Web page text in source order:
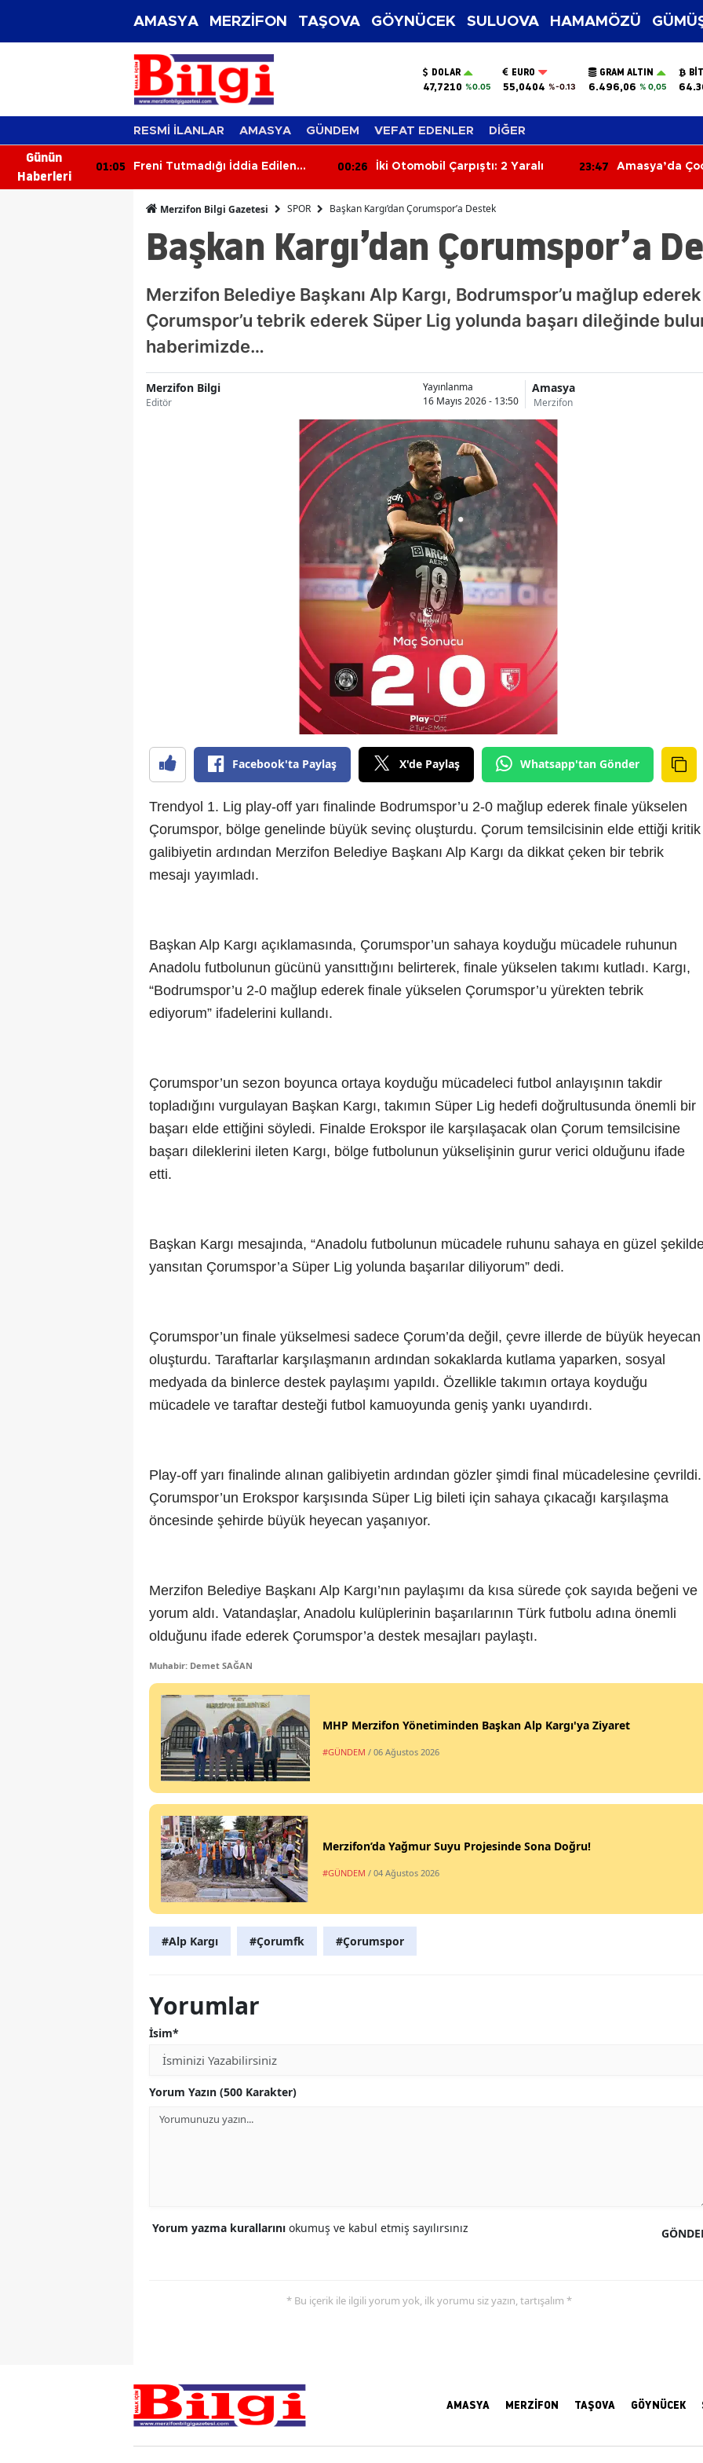
AMASYA MERZİFON TAŞOVA GÖYNÜCEK SULUOVA HAMAMÖZÜ
DOLAR
47,7210 %0.05
EURO
55,0404 %-0.13
GRAM ALTIN
6.496,06 % 0,05
RESMİ İLANLAR AMASYA GÜNDEM VEFAT EDENLER DİĞER
Günün
Haberleri
01:05
Freni Tutmadığı İddia Edilen
00:26 İki Otomobil Çarpıştı: 2 Yaralı 23:47
Amasya’da
Merzifon Bilgi Gazetesi SPOR Başkan Kargı’dan Çorumspor’a Destek
Başkan Kargı’dan Çorumspor’a
Merzifon Belediye Başkanı Alp Kargı, Bodrumspor’u mağlup
Çorumspor’u tebrik ederek Süper Lig yolunda başarı dileğinde
haberimizde…
Merzifon Bilgi
Editör
Yayınlanma
16 Mayıs 2026 - 13:50
Amasya
Merzifon
Facebook'ta Paylaş X'de Paylaş Whatsapp'tan Gönder
Trendyol 1. Lig play-off yarı finalinde Bodrumspor’u 2-0 mağlup ederek finale yükselen
Çorumspor, bölge genelinde büyük sevinç oluşturdu. Çorum temsilcisinin elde ettiği kritik
galibiyetin ardından Merzifon Belediye Başkanı Alp Kargı da dikkat çeken bir tebrik
mesajı yayımladı.
Başkan Alp Kargı açıklamasında, Çorumspor’un sahaya koyduğu mücadele ruhunun
Anadolu futbolunun gücünü yansıttığını belirterek, finale yükselen takımı kutladı. Kargı,
“Bodrumspor’u 2-0 mağlup ederek finale yükselen Çorumspor’u yürekten tebrik
ediyorum” ifadelerini kullandı.
Çorumspor’un sezon boyunca ortaya koyduğu mücadeleci futbol anlayışının takdir
topladığını vurgulayan Başkan Kargı, takımın Süper Lig hedefi doğrultusunda önemli bir
başarı elde ettiğini söyledi. Finalde Erokspor ile karşılaşacak olan Çorum temsilcisine
başarı dileklerini ileten Kargı, bölge futbolunun yükselişinin gurur verici olduğunu ifade
etti.
Başkan Kargı mesajında, “Anadolu futbolunun mücadele ruhunu sahaya en güzel
yansıtan Çorumspor’a Süper Lig yolunda başarılar diliyorum” dedi.
Çorumspor’un finale yükselmesi sadece Çorum’da değil, çevre illerde de büyük heyecan
oluşturdu. Taraftarlar karşılaşmanın ardından sokaklarda kutlama yaparken, sosyal
medyada da binlerce destek paylaşımı yapıldı. Özellikle takımın ortaya koyduğu
mücadele ve taraftar desteği futbol kamuoyunda geniş yankı uyandırdı.
Play-off yarı finalinde alınan galibiyetin ardından gözler şimdi final mücadelesine çevrildi.
Çorumspor’un Erokspor karşısında Süper Lig bileti için sahaya çıkacağı karşılaşma
öncesinde şehirde büyük heyecan yaşanıyor.
Merzifon Belediye Başkanı Alp Kargı’nın paylaşımı da kısa sürede çok sayıda beğeni ve
yorum aldı. Vatandaşlar, Anadolu kulüplerinin başarılarının Türk futbolu adına önemli
olduğunu ifade ederek Çorumspor’a destek mesajları paylaştı.
Muhabir: Demet SAĞAN
MHP Merzifon Yönetiminden Başkan Alp Kargı'ya Ziyaret
#GÜNDEM / 06 Ağustos 2026
Merzifon’da Yağmur Suyu Projesinde Sona Doğru!
#GÜNDEM / 04 Ağustos 2026
#Alp Kargı #Çorumfk #Çorumspor
Yorumlar
İsim*
Yorum Yazın (500 Karakter)
Yorum yazma kurallarını okumuş ve kabul etmiş sayılırsınız
* Bu içerik ile ilgili yorum yok, ilk yorumu siz yazın, tartışalım *
AMASYA MERZİFON TAŞOVA GÖYNÜCEK